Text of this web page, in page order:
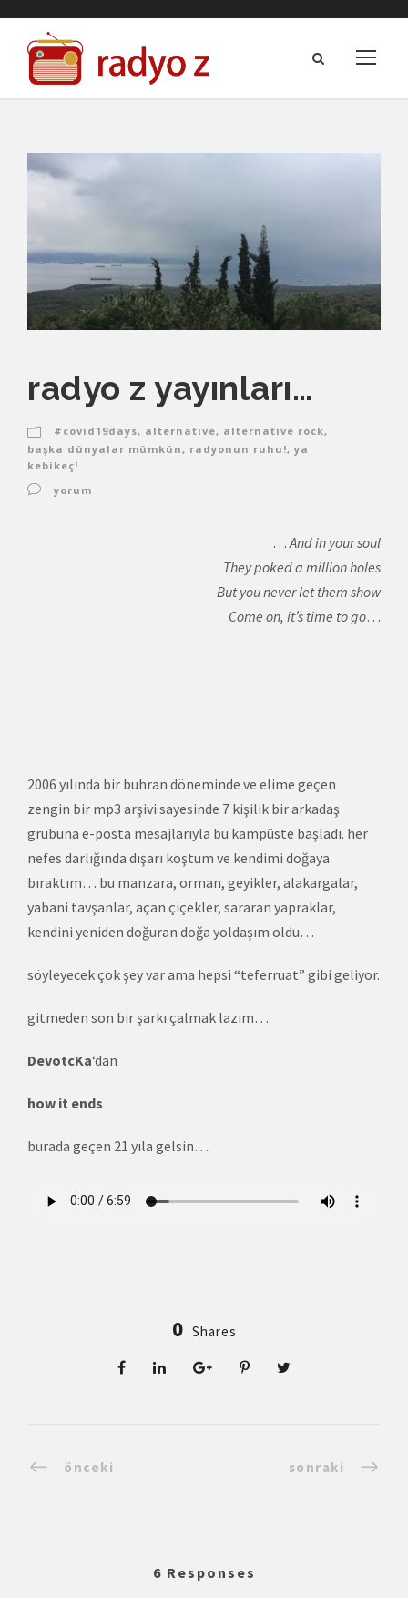
radyo z yayınları…
#covid19days, alternative, alternative rock,
başka dünyalar mümkün , radyonun ruhu!, ya
kebikeç!
yorum
… And in your soul
They poked a million holes
But you never let them show
Come on, it’s time to go…
2006 yılında bir buhran döneminde ve elime geçen
zengin bir mp3 arşivi sayesinde 7 kişilik bir arkadaş
grubuna e-posta mesajlarıyla bu kampüste başladı. her
nefes darlığında dışarı koştum ve kendimi doğaya
bıraktım… bu manzara, orman, geyikler, alakargalar,
yabani tavşanlar, açan çiçekler, sararan yapraklar,
kendini yeniden doğuran doğa yoldaşım oldu…
söyleyecek çok şey var ama hepsi “teferruat” gibi geliyor.
gitmeden son bir şarkı çalmak lazım…
DevotcKa‘dan
how it ends
burada geçen 21 yıla gelsin…
0 Shares
önceki sonraki
6 Responses